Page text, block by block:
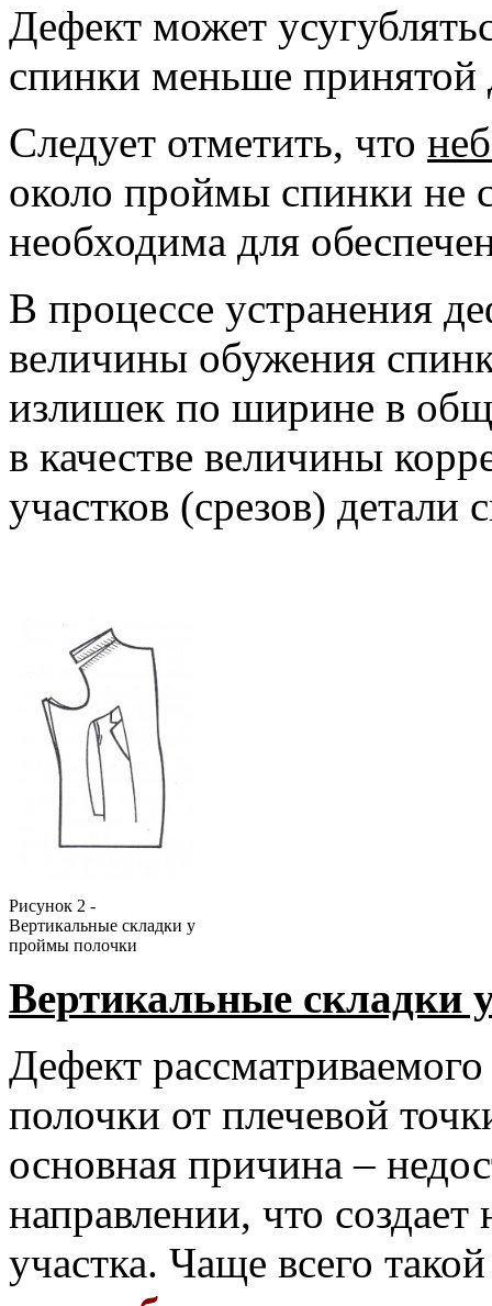
Дефект может
спинки меньше принятой
Следует отметить, что
около проймы спинки не
необходима для
В процессе устранения
величины обужения
излишек по ширине в
в качестве величины
участков (срезов)
Рисунок 2 -
Вертикальные складки у
проймы полочки
Вертикальные складки
Дефект
полочки от плечевой
основная причина –
направлении, что
участка. Чаще всего